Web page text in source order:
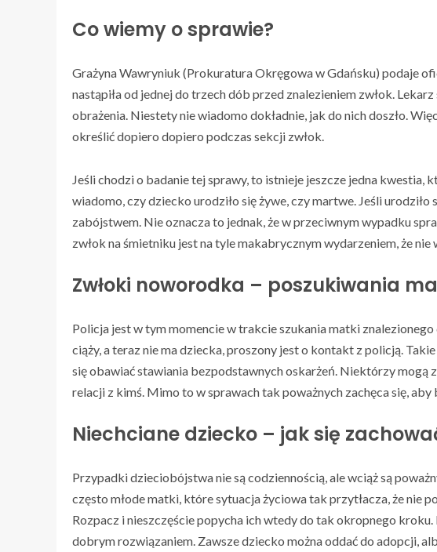
Co wiemy o sprawie?
Grażyna Wawryniuk (Prokuratura Okręgowa w Gdańsku) podaje
nastąpiła od jednej do trzech dób przed znalezieniem zwłok.
obrażenia. Niestety nie wiadomo dokładnie, jak do nich doszło.
określić dopiero dopiero podczas sekcji zwłok.
Jeśli chodzi o badanie tej sprawy, to istnieje jeszcze jedna kwestia,
wiadomo, czy dziecko urodziło się żywe, czy martwe. Jeśli urodziło
zabójstwem. Nie oznacza to jednak, że w przeciwnym wypadku
zwłok na śmietniku jest na tyle makabrycznym wydarzeniem, że
Zwłoki noworodka – poszukiwania
Policja jest w tym momencie w trakcie szukania matki
ciąży, a teraz nie ma dziecka, proszony jest o kontakt z policją.
się obawiać stawiania bezpodstawnych oskarżeń. Niektórzy mogą
relacji z kimś. Mimo to w sprawach tak poważnych zachęca się, aby
Niechciane dziecko – jak się
Przypadki dzieciobójstwa nie są codziennością, ale wciąż są
często młode matki, które sytuacja życiowa tak przytłacza, że nie
Rozpacz i nieszczęście popycha ich wtedy do tak okropnego
dobrym rozwiązaniem. Zawsze dziecko można oddać do adopcji,